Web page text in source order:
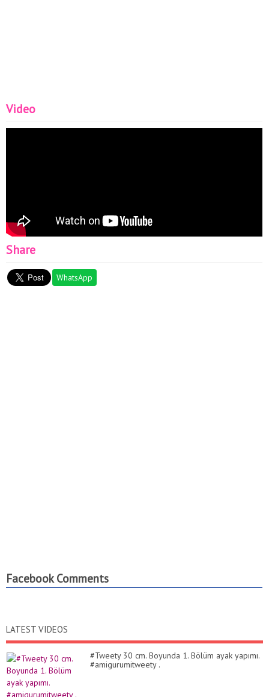
Video
Share
WhatsApp
Facebook Comments
LATEST VIDEOS
#Tweety 30 cm. Boyunda 1. Bölüm ayak yapımı.
#amigurumitweety .